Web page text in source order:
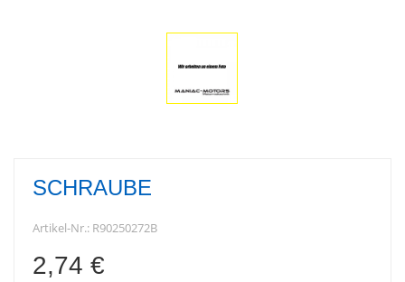
SCHRAUBE
Artikel-Nr.: R90250272B
2,74 €